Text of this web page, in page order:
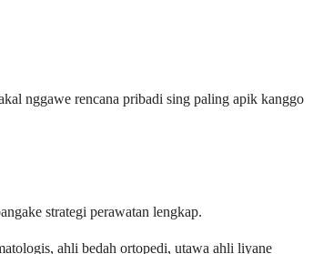
nggawe rencana pribadi sing paling apik kanggo
strategi perawatan lengkap.
ahli bedah ortopedi, utawa ahli liyane